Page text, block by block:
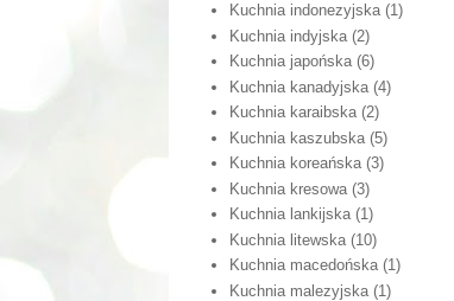
Kuchnia indonezyjska (1)
Kuchnia indyjska (2)
Kuchnia japońska (6)
Kuchnia kanadyjska (4)
Kuchnia karaibska (2)
Kuchnia kaszubska (5)
Kuchnia koreańska (3)
Kuchnia kresowa (3)
Kuchnia lankijska (1)
Kuchnia litewska (10)
Kuchnia macedońska (1)
Kuchnia malezyjska (1)